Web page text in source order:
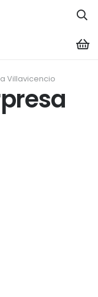
Villavicencio